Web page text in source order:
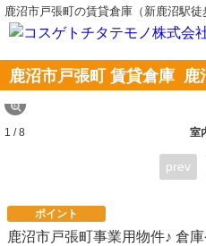
鹿沼市戸張町の賃貸倉庫（新鹿沼駅徒
鹿沼市戸張町 賃貸倉庫 鹿
室
1 / 8
prev
ポイント
鹿沼市戸張町事業用物件♪ 倉